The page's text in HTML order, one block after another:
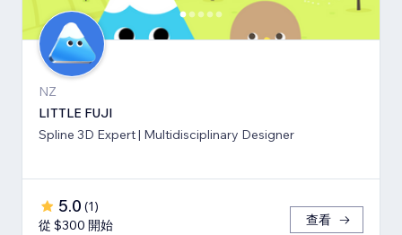
NZ
LITTLE FUJI
Spline 3D Expert | Multidisciplinary Designer
5.0 (1)
從 $300 開始
查看